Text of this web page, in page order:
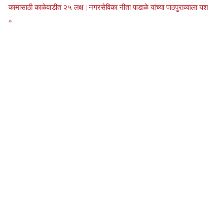
कामासाठी काळेवाडीत २५ लक्ष | नगरसेविका नीता पाडाळे यांच्या पाठपुराव्याला यश
»